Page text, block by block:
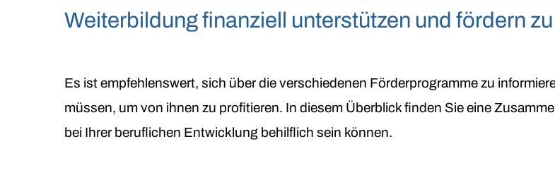
Weiterbildung finanziell unterstützen und fördern
Es ist empfehlenswert, sich über die verschiedenen Förderprogramme zu
müssen, um von ihnen zu profitieren. In diesem Überblick finden Sie eine
bei Ihrer beruflichen Entwicklung behilflich sein können.